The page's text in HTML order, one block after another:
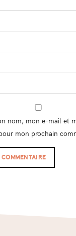
nom, mon e-mail et
mon prochain